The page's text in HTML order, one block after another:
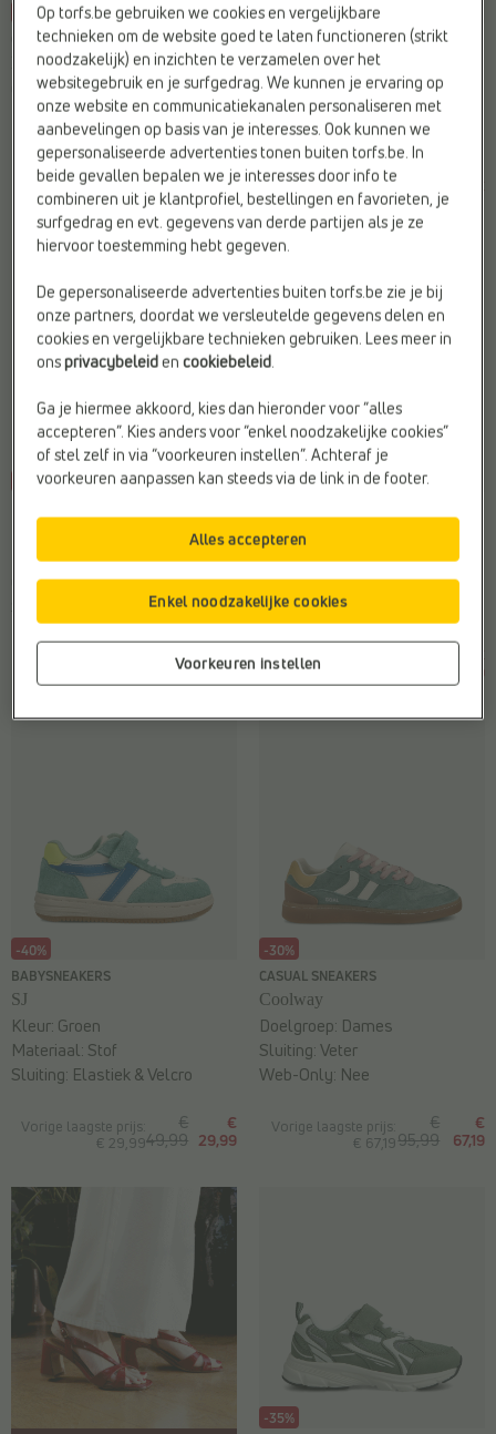
-30%
CASUAL SNEAKERS
Mephisto
Vorige laagste
prijs: € 150,50
€
215,00
€
150,50
Geschikt voor steunzolen:Ja
Materiaal:Stof
Type2:Sneakers
-50%
LAGE SNEAKERS
Milo & Mila
Vorige laagste prijs:
€ 25,0049,99 25,00
Sluiting:Elastiek & Velcro
Type2:Sneakers
Web-Only:Nee
-30%
€
200,00 140,00
Breedte zool:F - Normale voet
Geschikt voor steunzolen:Ja
-35%
Milo & Mila
Vorige laagste prijs:
Merk:Milo & Mila
Type2:Sneakers
Web-Only:Nee
-40%
BABYSNEAKERS
SJ
Vorige laagste prijs:
€ 29,99
€
49,99
€
29,99
Kleur: Groen
Materiaal: Stof
Sluiting: Elastiek & Velcro
-30%
CASUAL SNEAKERS
Coolway
Vorige laagste prijs:
€ 67,19
€
95,99
€
67,19
Doelgroep: Dames
Sluiting:Veter
Web-Only: Nee
-35%
Op torfs.be gebruiken we cookies en vergelijkbare
technieken om de website goed te laten functioneren (strikt
noodzakelijk) en inzichten te verzamelen over het
websitegebruik en je surfgedrag. We kunnen je ervaring op
onze website en communicatiekanalen personaliseren met
aanbevelingen op basis van je interesses. Ook kunnen we
gepersonaliseerde advertenties tonen buiten torfs.be. In
beide gevallen bepalen we je interesses door info te
combineren uit je klantprofiel, bestellingen en favorieten, je
surfgedrag en evt. gegevens van derde partijen als je ze
hiervoor toestemming hebt gegeven.
De gepersonaliseerde advertenties buiten torfs.be zie je bij
onze partners, doordat we versleutelde gegevens delen en
cookies en vergelijkbare technieken gebruiken. Lees meer in
onsprivacybeleidencookiebeleid.
Ga je hiermee akkoord, kies dan hieronder voor “alles
accepteren”. Kies anders voor “enkel noodzakelijke cookies”
of stel zelf in via “voorkeuren instellen”. Achteraf je
voorkeuren aanpassen kan steeds via de link in de footer.
Voorkeuren instellen
Enkel noodzakelijke cookies
Alles accepteren